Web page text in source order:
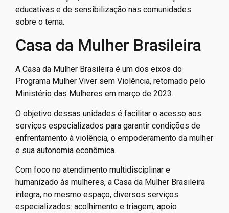
educativas e de sensibilização nas comunidades
sobre o tema.
Casa da Mulher Brasileira
A Casa da Mulher Brasileira é um dos eixos do
Programa Mulher Viver sem Violência, retomado pelo
Ministério das Mulheres em março de 2023.
O objetivo dessas unidades é facilitar o acesso aos
serviços especializados para garantir condições de
enfrentamento à violência, o empoderamento da mulher
e sua autonomia econômica.
Com foco no atendimento multidisciplinar e
humanizado às mulheres, a Casa da Mulher Brasileira
integra, no mesmo espaço, diversos serviços
especializados: acolhimento e triagem; apoio